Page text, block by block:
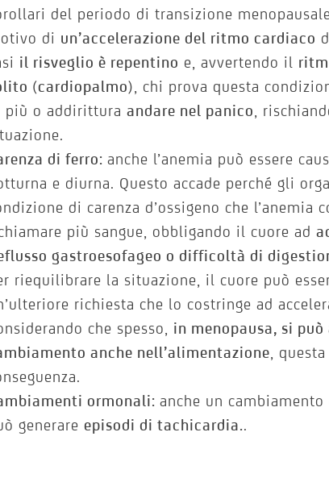
del periodo di transizione
di un’accelerazione del ritmo cardiaco
il risveglio è repentino e, avvertendo il
(cardiopalmo), chi prova questa
più o addiritturaandare nel panico
,
di ferro:anche l’anemia può essere
e diurna. Questo accade perché gli
di carenza d’ossigeno che l’anemia
più sangue, obbligando il cuore ad
gastroesofageo o difficoltà di
riequilibrare la situazione, il cuore può
richiesta che lo costringe ad
che spesso, in menopausa, si
anche nell’alimentazione ,
ormonali:anche un
generareepisodi di tachicardia..